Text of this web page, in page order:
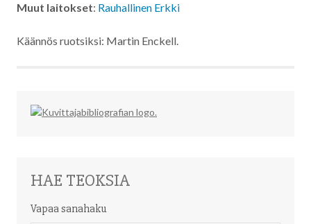
Muut laitokset: Rauhallinen Erkki
Käännös ruotsiksi: Martin Enckell.
HAE TEOKSIA
Vapaa sanahaku